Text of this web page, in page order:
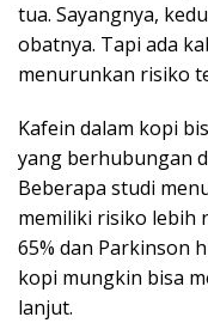
tua. Sayangnya,
obatnya. Tapi ada
menurunkan risiko
Kafein dalam kopi
yang berhubungan
Beberapa studi
memiliki risiko lebih
65% dan Parkinson
kopi mungkin bisa
lanjut.